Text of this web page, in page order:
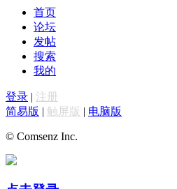
首页
论坛
发帖
搜索
我的
登录 | 注册
简易版 | 触屏版 | 电脑版
© Comsenz Inc.